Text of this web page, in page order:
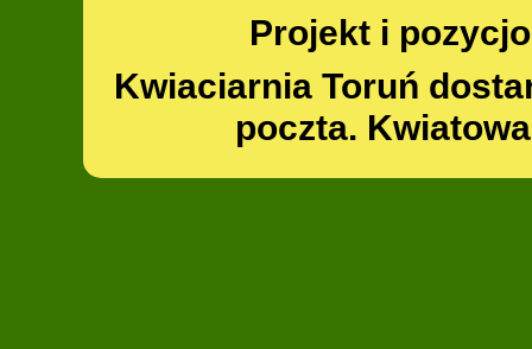
Projekt i
Kwiaciarnia Toruń
poczta.